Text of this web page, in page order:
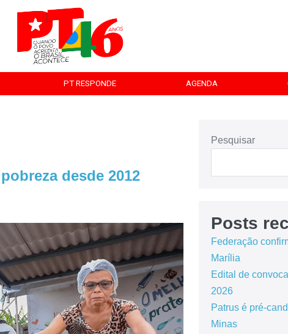
PT RESPONDE AGENDA
desde 2012
Pesquisar
Posts
Federação
Marília
Edital de
2026
Patrus é pré-
Minas